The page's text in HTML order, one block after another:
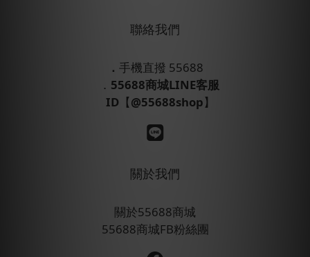
聯絡我們
． 手機直撥 55688
． 55688商城LINE客服
ID 【@55688shop】
關於我們
關於55688商城
55688商城FB粉絲團